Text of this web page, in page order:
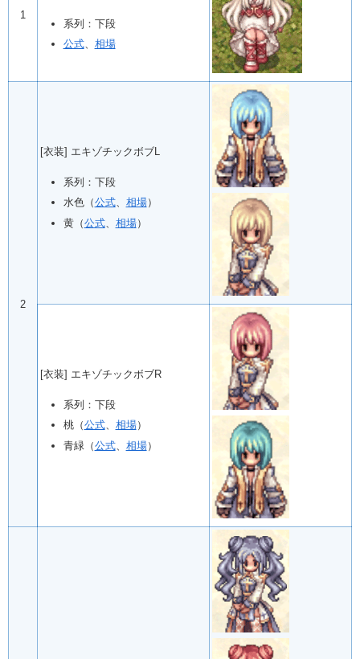
1
系列：下段
公式、 相場
2
[衣装] エキゾチックボブL
系列：下段
水色（公式、 相場）
黄（公式、 相場）
[衣装] エキゾチックボブR
系列：下段
桃（公式、 相場）
青緑（公式、 相場）